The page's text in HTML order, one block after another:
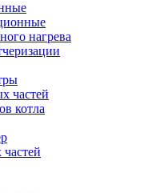
нагрева
частей
котла